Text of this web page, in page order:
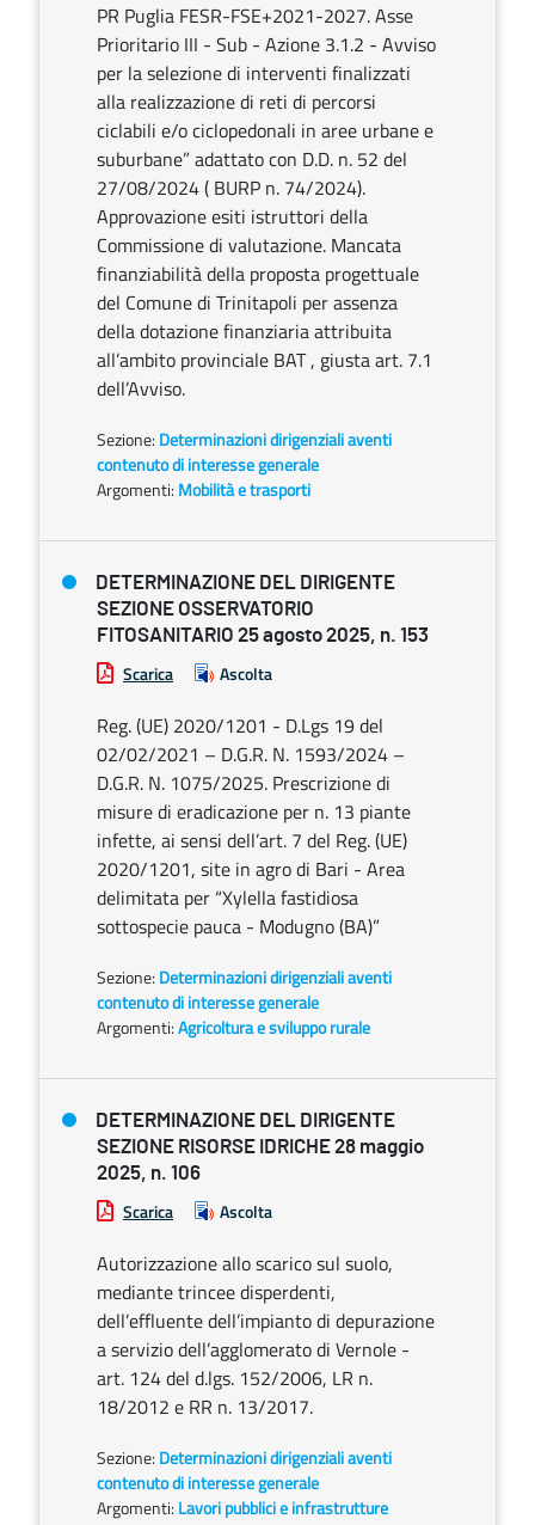
PR Puglia FESR-FSE+2021-2027. Asse
Prioritario III - Sub - Azione 3.1.2 - Avviso
per la selezione di interventi finalizzati
alla realizzazione di reti di percorsi
ciclabili e/o ciclopedonali in aree urbane e
suburbane” adattato con D.D. n. 52 del
27/08/2024 ( BURP n. 74/2024).
Approvazione esiti istruttori della
Commissione di valutazione. Mancata
finanziabilità della proposta progettuale
del Comune di Trinitapoli per assenza
della dotazione finanziaria attribuita
all’ambito provinciale BAT , giusta art. 7.1
dell’Avviso.
Sezione: Determinazioni dirigenziali aventi
contenuto di interesse generale
Argomenti: Mobilità e trasporti
DETERMINAZIONE DEL DIRIGENTE
SEZIONE OSSERVATORIO
FITOSANITARIO 25 agosto 2025, n. 153
Scarica Ascolta
Reg. (UE) 2020/1201 - D.Lgs 19 del
02/02/2021 – D.G.R. N. 1593/2024 –
D.G.R. N. 1075/2025. Prescrizione di
misure di eradicazione per n. 13 piante
infette, ai sensi dell’art. 7 del Reg. (UE)
2020/1201, site in agro di Bari - Area
delimitata per “Xylella fastidiosa
sottospecie pauca - Modugno (BA)”
Sezione: Determinazioni dirigenziali aventi
contenuto di interesse generale
Argomenti:Agricoltura e sviluppo rurale
DETERMINAZIONE DEL DIRIGENTE
SEZIONE RISORSE IDRICHE 28 maggio
2025, n. 106
Scarica Ascolta
Autorizzazione allo scarico sul suolo,
mediante trincee disperdenti,
dell’effluente dell’impianto di depurazione
a servizio dell’agglomerato di Vernole -
art. 124 del d.lgs. 152/2006, LR n.
18/2012 e RR n. 13/2017.
Sezione: Determinazioni dirigenziali aventi
contenuto di interesse generale
Argomenti: Lavori pubblici e infrastrutture